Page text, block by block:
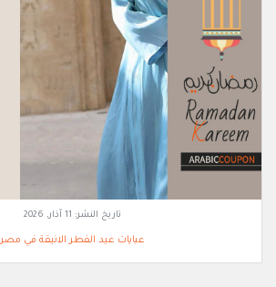
تاريخ النشر: 11 آذار, 2026
عبايات عيد الفطر الانيقة في مصر